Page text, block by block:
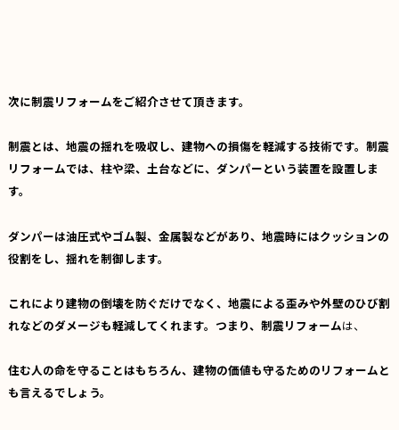
次に制震リフォームをご紹介させて頂きます。
制震とは、地震の揺れを吸収し、建物への損傷を軽減する技術です。制震
リフォームでは、柱や梁、土台などに、ダンパーという装置を設置しま
す。
ダンパーは油圧式やゴム製、金属製などがあり、地震時にはクッションの
役割をし、揺れを制御します。
これにより建物の倒壊を防ぐだけでなく、地震による歪みや外壁のひび割
れなどのダメージも軽減してくれます。つまり、制震リフォームは、
住む人の命を守ることはもちろん、建物の価値も守るためのリフォームと
も言えるでしょう。